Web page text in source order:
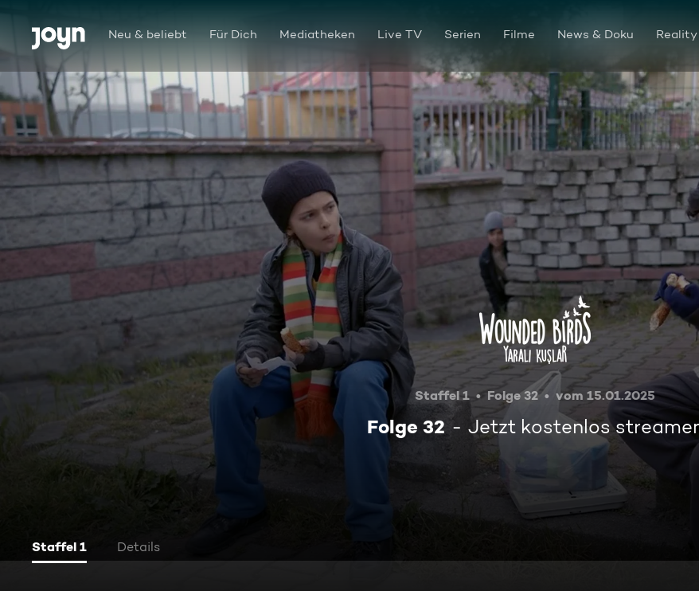
Zum Inhalt springen
Barrierefrei Neu & beliebt Für Dich Mediatheken Live TV Serien Filme News & Doku Reality
Folge 32
Staffel 1 Folge 32 vom 15.01.2025
Folge 32 Jetzt kostenlos
Staffel 1 Details